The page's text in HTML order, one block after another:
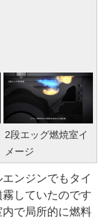
2段エッグ燃焼室イ
メージ
ンジンでもタイ
していたのです
で局所的に燃料